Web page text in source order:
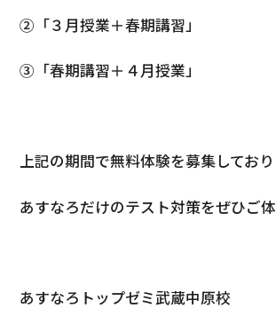
②「３月授業＋春期講習」
③「春期講習＋４月授業」
上記の期間で無料体験を募集しており
あすなろだけのテスト対策をぜひご
あすなろトップゼミ武蔵中原校